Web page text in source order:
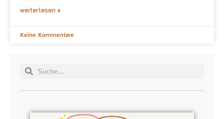
weiterlesen »
Keine Kommentare